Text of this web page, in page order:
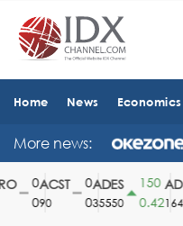
Home News Economics
More news:
ACST
90
ADES
35550
150
0.42
ADHI
164